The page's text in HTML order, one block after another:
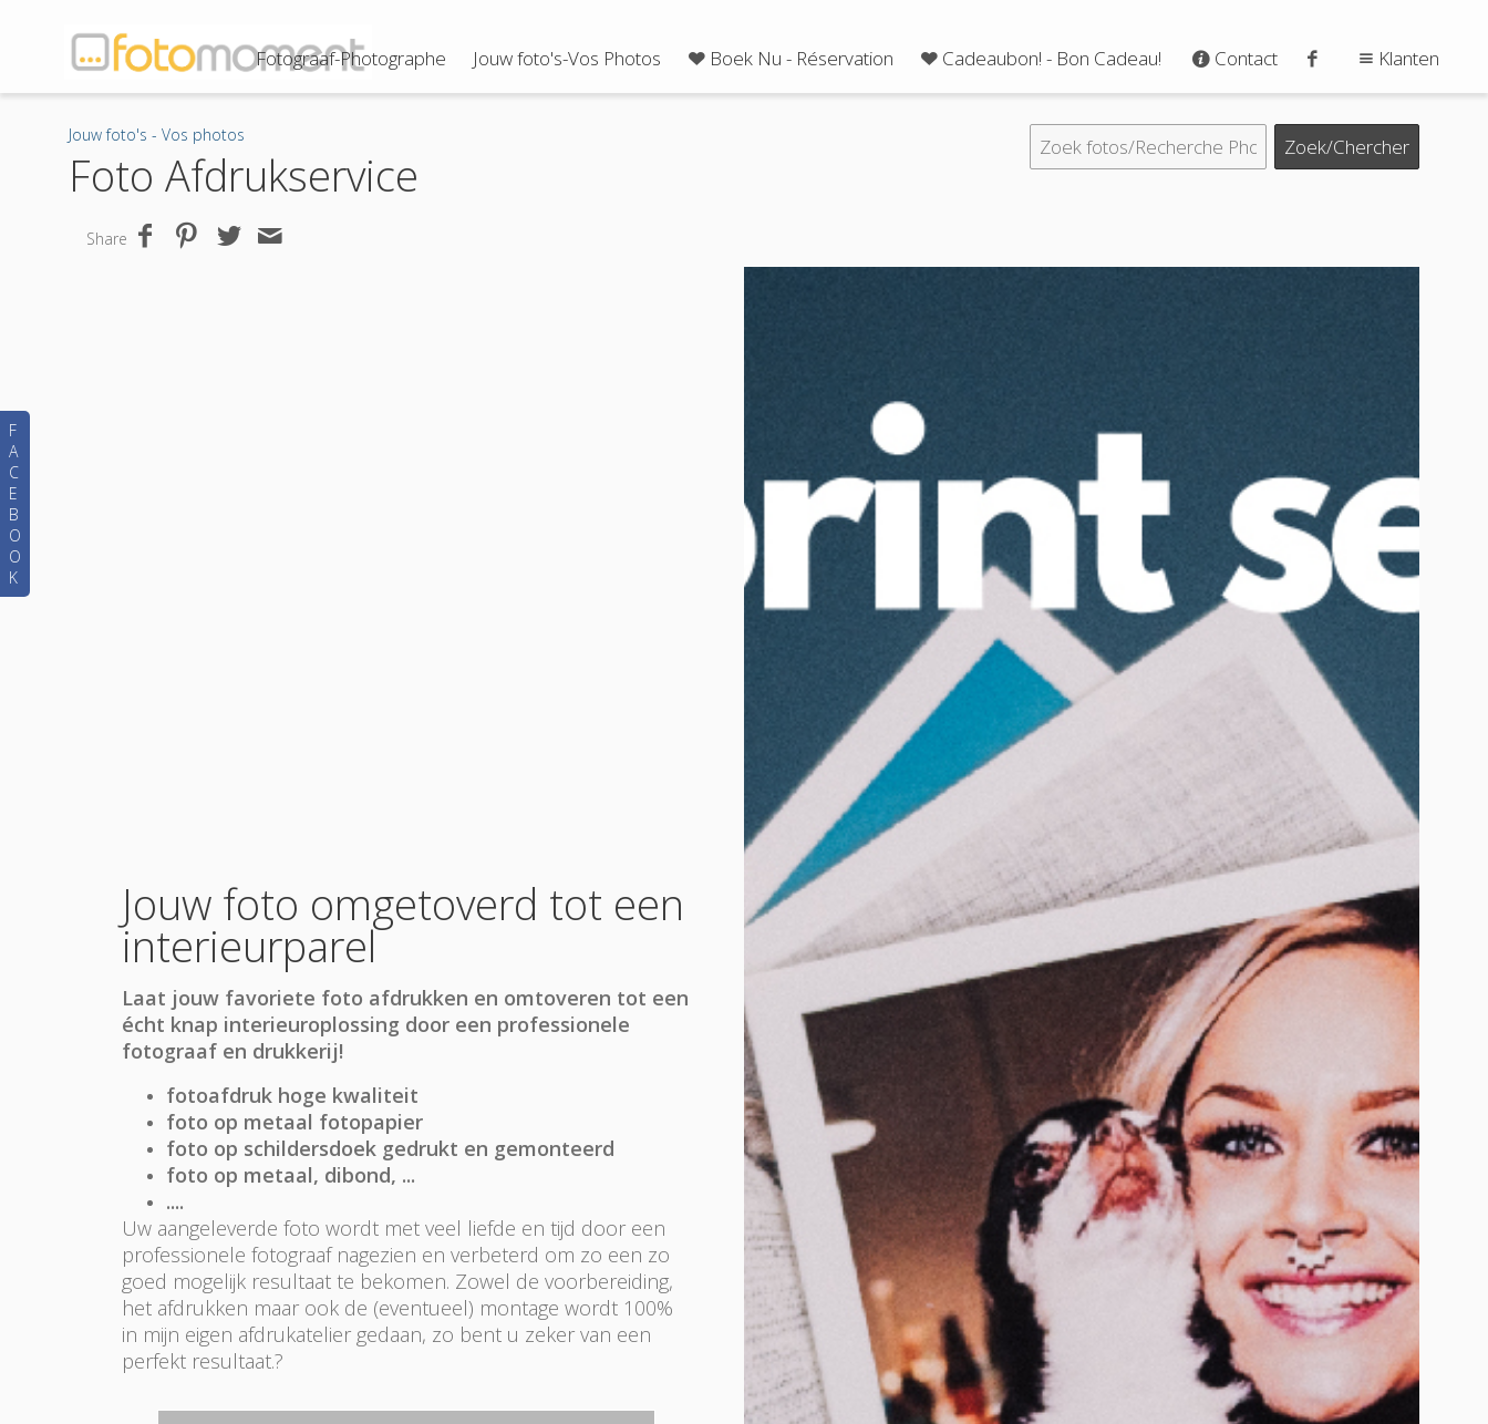
F
A
C
E
B
O
O
K
Fotograaf-Photographe Jouw foto's-Vos Photos Boek Nu - Réservation Cadeaubon! - Bon Cadeau! Contact Klanten
Jouw foto's - Vos photos
Foto Afdrukservice
Share
Jouw foto omgetoverd tot een
interieurparel
Laat jouw favoriete foto afdrukken en omtoveren tot een
écht knap interieuroplossing door een professionele
fotograaf en drukkerij!
fotoafdruk hoge kwaliteit
foto op metaal fotopapier
foto op schildersdoek gedrukt en gemonteerd
foto op metaal, dibond, ...
....
Uw aangeleverde foto wordt met veel liefde en tijd door een
professionele fotograaf nagezien en verbeterd om zo een zo
goed mogelijk resultaat te bekomen. Zowel de voorbereiding,
het afdrukken maar ook de (eventueel) montage wordt 100%
in mijn eigen afdrukatelier gedaan, zo bent u zeker van een
perfekt resultaat.?